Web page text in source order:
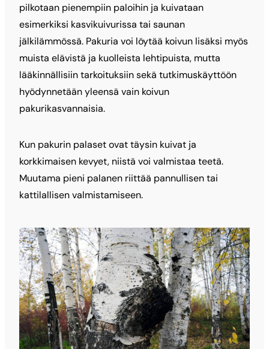
pilkotaan pienempiin paloihin ja kuivataan
esimerkiksi kasvikuivurissa tai saunan
jälkilämmössä. Pakuria voi löytää koivun lisäksi myös
muista elävistä ja kuolleista lehtipuista, mutta
lääkinnällisiin tarkoituksiin sekä tutkimuskäyttöön
hyödynnetään yleensä vain koivun
pakurikasvannaisia.
Kun pakurin palaset ovat täysin kuivat ja
korkkimaisen kevyet, niistä voi valmistaa teetä.
Muutama pieni palanen riittää pannullisen tai
kattilallisen valmistamiseen.